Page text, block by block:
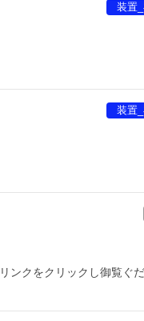
装置
装置
ンクをクリックし御覧ぐ